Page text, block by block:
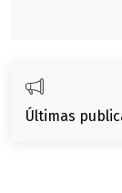
Últimas